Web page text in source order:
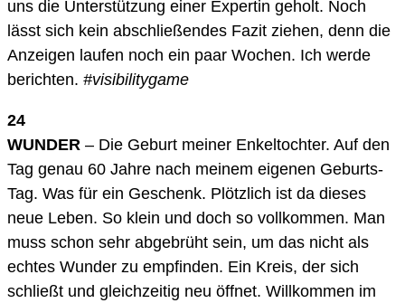
uns die Unterstützung einer Expertin geholt. Noch
lässt sich kein abschließendes Fazit ziehen, denn die
Anzeigen laufen noch ein paar Wochen. Ich werde
berichten. #visibilitygame
24
WUNDER – Die Geburt meiner Enkeltochter. Auf den
Tag genau 60 Jahre nach meinem eigenen Geburts-
Tag. Was für ein Geschenk. Plötzlich ist da dieses
neue Leben. So klein und doch so vollkommen. Man
muss schon sehr abgebrüht sein, um das nicht als
echtes Wunder zu empfinden. Ein Kreis, der sich
schließt und gleichzeitig neu öffnet. Willkommen im